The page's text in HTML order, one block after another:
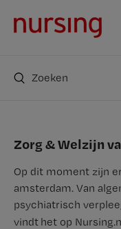
Zoeken
Zorg & Welzijn
Op dit moment zijn
amsterdam. Van
psychiatrisch
vindt het op